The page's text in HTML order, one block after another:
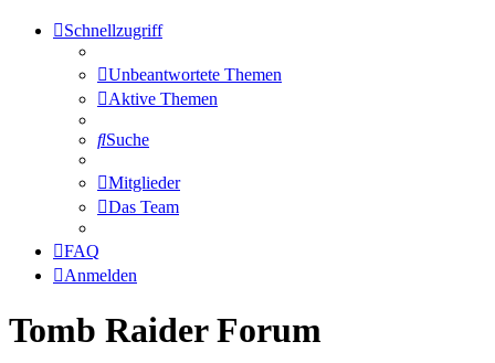
Schnellzugriff
Unbeantwortete Themen
Aktive Themen
Suche
Mitglieder
Das Team
FAQ
Anmelden
Tomb Raider Forum